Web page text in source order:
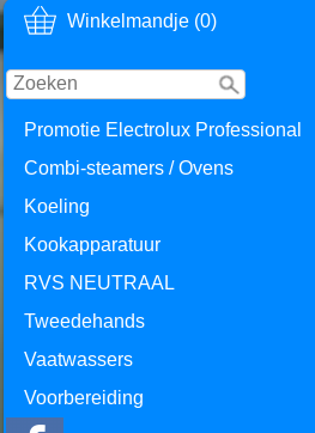
Winkelmandje (0)
Promotie Electrolux Professional
Combi-steamers / Ovens
Koeling
Kookapparatuur
RVS NEUTRAAL
Tweedehands
Vaatwassers
Voorbereiding